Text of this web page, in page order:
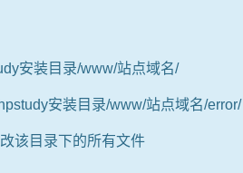
安装目录/www/站点域名/
安装目录/www/站点域名/error/
该目录下的所有文件